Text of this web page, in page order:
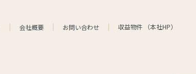
会社概要 お問い合わせ 収益物件（本社HP）